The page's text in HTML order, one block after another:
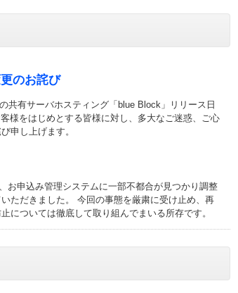
のお詫び
共有サーバホスティング「blue Block」リリース日
様をはじめとする皆様に対し、多大なご迷惑、ご心
申し上げます。
お申込み管理システムに一部不都合が見つかり調整
ただきました。 今回の事態を厳粛に受け止め、再
については徹底して取り組んでまいる所存です。